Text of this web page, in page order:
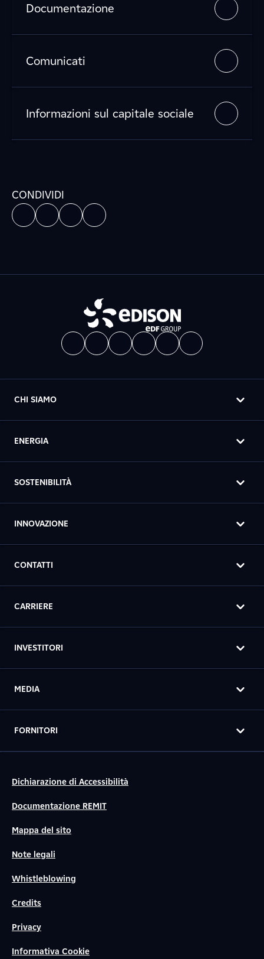
Documentazione
Comunicati
Informazioni sul capitale sociale
CONDIVIDI
CHI SIAMO
ENERGIA
SOSTENIBILITÀ
INNOVAZIONE
CONTATTI
CARRIERE
INVESTITORI
MEDIA
FORNITORI
Dichiarazione di Accessibilità
Documentazione REMIT
Mappa del sito
Note legali
Whistleblowing
Credits
Privacy
Informativa Cookie